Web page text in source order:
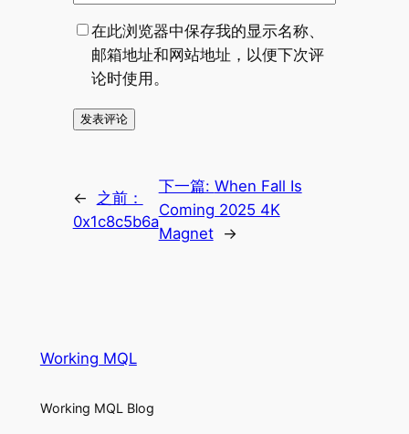
在此浏览器中保存我的显示名称、
邮箱地址和网站地址，以便下次评
论时使用。
←
之前：
0x1c8c5b6a
下一篇: When Fall Is
Coming 2025 4K
Magnet
→
Working MQL
Working MQL Blog